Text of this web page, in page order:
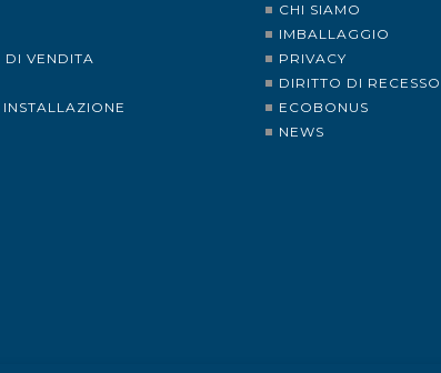
VENDITA
CHI SIAMO
IMBALLAGGIO
PRIVACY
DIRITTO DI RECESSO
ECOBONUS
NEWS